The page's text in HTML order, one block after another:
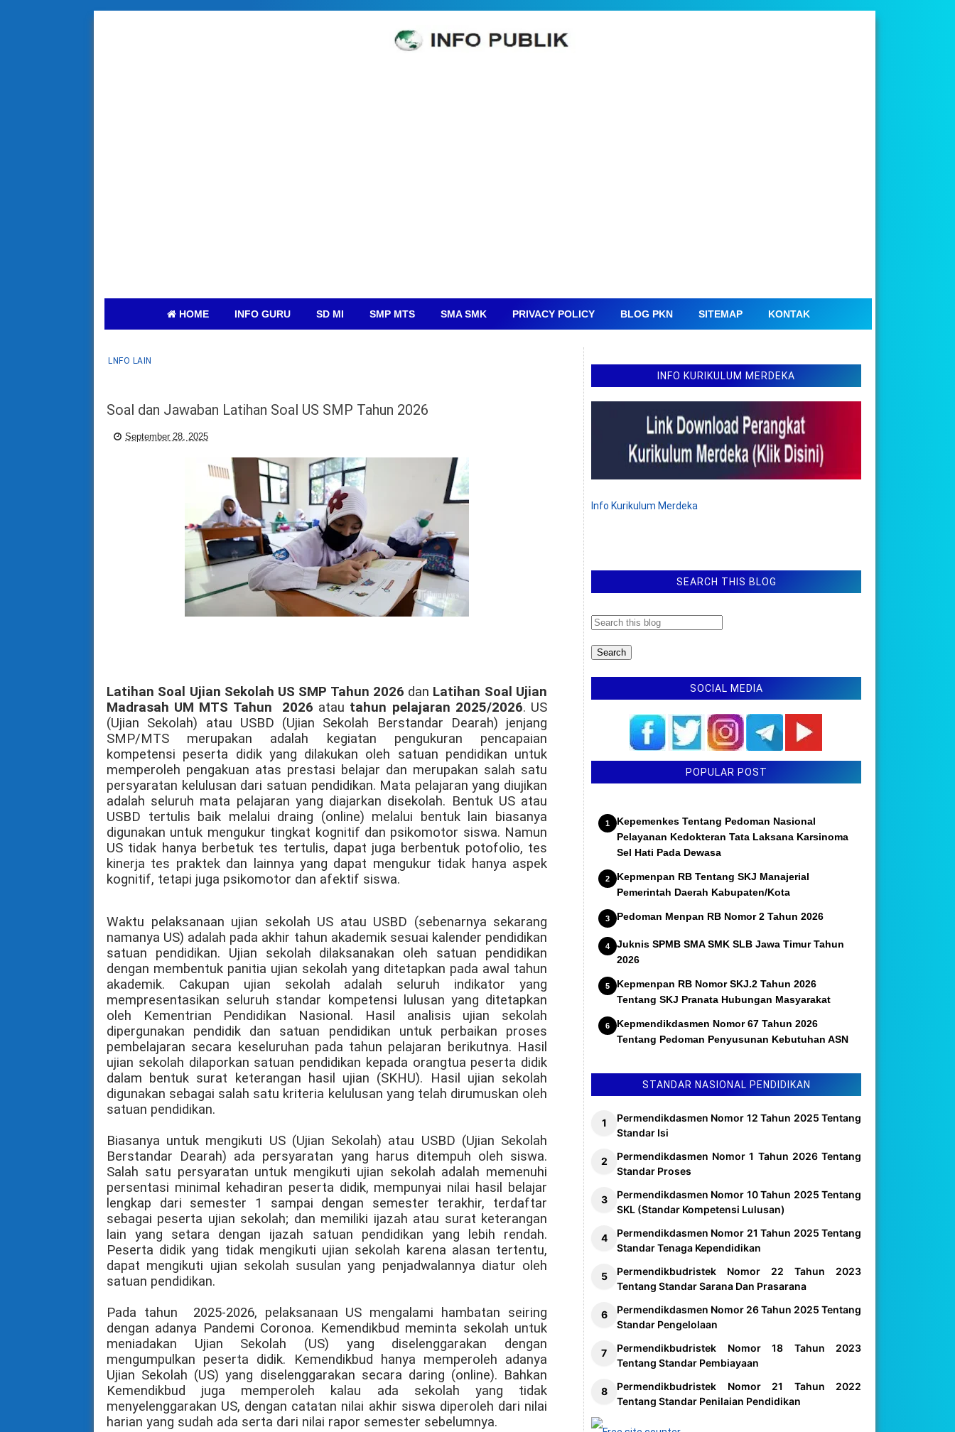
HOME INFO GURU SD MI SMP MTS SMA SMK PRIVACY POLICY BLOG PKN SITEMAP KONTAK
LNFO LAIN
Soal dan Jawaban Latihan Soal US SMP Tahun 2026
September 28, 2025
Latihan Soal Ujian Sekolah US SMP Tahun 2026 dan Latihan Soal Ujian
Madrasah UM MTS Tahun
2026 atau tahun pelajaran 2025/2026. US
(Ujian Sekolah) atau USBD (Ujian Sekolah Berstandar Dearah) jenjang
SMP/MTS merupakan adalah kegiatan pengukuran pencapaian
kompetensi peserta didik yang dilakukan oleh satuan pendidikan untuk
memperoleh pengakuan atas prestasi belajar dan merupakan salah satu
persyaratan kelulusan dari satuan pendidikan. Mata pelajaran yang diujikan
adalah seluruh mata pelajaran yang diajarkan disekolah. Bentuk US atau
USBD tertulis baik melalui draing (online) melalui bentuk lain biasanya
digunakan untuk mengukur tingkat kognitif dan psikomotor siswa. Namun
US tidak hanya berbetuk tes tertulis, dapat juga berbentuk potofolio, tes
kinerja tes praktek dan lainnya yang dapat mengukur tidak hanya aspek
kognitif, tetapi juga psikomotor dan afektif siswa.
Waktu pelaksanaan ujian sekolah US atau USBD (sebenarnya sekarang
namanya US) adalah pada akhir tahun akademik sesuai kalender pendidikan
satuan pendidikan. Ujian sekolah dilaksanakan oleh satuan pendidikan
dengan membentuk panitia ujian sekolah yang ditetapkan pada awal tahun
akademik. Cakupan ujian sekolah adalah seluruh indikator yang
mempresentasikan seluruh standar kompetensi lulusan yang ditetapkan
oleh Kementrian Pendidikan Nasional. Hasil analisis ujian sekolah
dipergunakan pendidik dan satuan pendidikan untuk perbaikan proses
pembelajaran secara keseluruhan pada tahun pelajaran berikutnya. Hasil
ujian sekolah dilaporkan satuan pendidikan kepada orangtua peserta didik
dalam bentuk surat keterangan hasil ujian (SKHU). Hasil ujian sekolah
digunakan sebagai salah satu kriteria kelulusan yang telah dirumuskan oleh
satuan pendidikan.
Biasanya untuk mengikuti US (Ujian Sekolah) atau USBD (Ujian Sekolah
Berstandar Dearah) ada persyaratan yang harus ditempuh oleh siswa.
Salah satu persyaratan untuk mengikuti ujian sekolah adalah memenuhi
persentasi minimal kehadiran peserta didik, mempunyai nilai hasil belajar
lengkap dari semester 1 sampai dengan semester terakhir, terdaftar
sebagai peserta ujian sekolah; dan memiliki ijazah atau surat keterangan
lain yang setara dengan ijazah satuan pendidikan yang lebih rendah.
Peserta didik yang tidak mengikuti ujian sekolah karena alasan tertentu,
dapat mengikuti ujian sekolah susulan yang penjadwalannya diatur oleh
satuan pendidikan.
Pada tahun
2025-2026, pelaksanaan US mengalami hambatan seiring
dengan adanya Pandemi Coronoa. Kemendikbud meminta sekolah untuk
meniadakan Ujian Sekolah (US) yang diselenggarakan dengan
mengumpulkan peserta didik. Kemendikbud hanya memperoleh adanya
Ujian Sekolah (US) yang diselenggarakan secara daring (online). Bahkan
Kemendikbud juga memperoleh kalau ada sekolah yang tidak
menyelenggarakan US, dengan catatan nilai akhir siswa diperoleh dari nilai
harian yang sudah ada serta dari nilai rapor semester sebelumnya.
INFO KURIKULUM MERDEKA
Info Kurikulum Merdeka
SEARCH THIS BLOG
SOCIAL MEDIA
POPULAR POST
Kepemenkes Tentang Pedoman Nasional
Pelayanan Kedokteran Tata Laksana Karsinoma
Sel Hati Pada Dewasa
Kepmenpan RB Tentang SKJ Manajerial
Pemerintah Daerah Kabupaten/Kota
Pedoman Menpan RB Nomor 2 Tahun 2026
Juknis SPMB SMA SMK SLB Jawa Timur Tahun
2026
Kepmenpan RB Nomor SKJ.2 Tahun 2026
Tentang SKJ Pranata Hubungan Masyarakat
Kepmendikdasmen Nomor 67 Tahun 2026
Tentang Pedoman Penyusunan Kebutuhan ASN
STANDAR NASIONAL PENDIDIKAN
Permendikdasmen Nomor 12 Tahun 2025 Tentang
Standar Isi
Permendikdasmen Nomor 1 Tahun 2026 Tentang
Standar Proses
Permendikdasmen Nomor 10 Tahun 2025 Tentang
SKL (Standar Kompetensi Lulusan)
Permendikdasmen Nomor 21 Tahun 2025 Tentang
Standar Tenaga Kependidikan
Permendikbudristek Nomor 22 Tahun 2023
Tentang Standar Sarana Dan Prasarana
Permendikdasmen Nomor 26 Tahun 2025 Tentang
Standar Pengelolaan
Permendikbudristek Nomor 18 Tahun 2023
Tentang Standar Pembiayaan
Permendikbudristek Nomor 21 Tahun 2022
Tentang Standar Penilaian Pendidikan